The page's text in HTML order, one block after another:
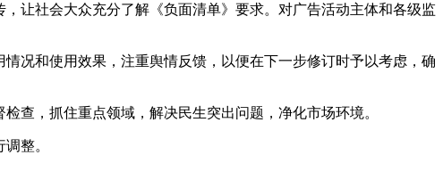
让社会大众充分了解《负面清单》要求。对广告活动主体和各级监
和使用效果，注重舆情反馈，以便在下一步修订时予以考虑，确
，抓住重点领域，解决民生突出问题，净化市场环境。
整。